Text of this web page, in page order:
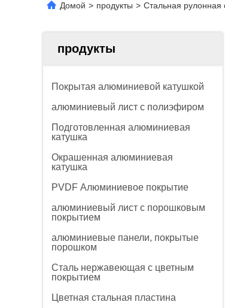
Домой > продукты > Стальная
продукты
Покрытая алюминиевой катушкой
алюминиевый лист с полиэфиром
Подготовленная алюминиевая
катушка
Окрашенная алюминиевая
катушка
PVDF Алюминиевое покрытие
алюминиевый лист с порошковым
покрытием
алюминиевые панели, покрытые
порошком
Сталь нержавеющая с цветным
покрытием
Цветная стальная пластина